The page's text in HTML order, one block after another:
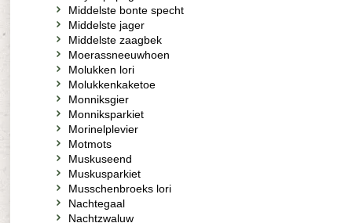
Middelste bonte specht
Middelste jager
Middelste zaagbek
Moerassneeuwhoen
Molukken lori
Molukkenkaketoe
Monniksgier
Monniksparkiet
Morinelplevier
Motmots
Muskuseend
Muskusparkiet
Musschenbroeks lori
Nachtegaal
Nachtzwaluw